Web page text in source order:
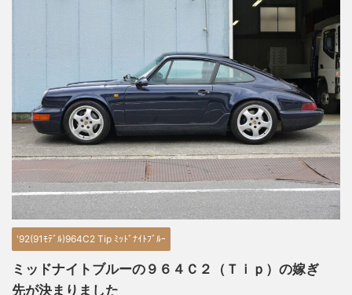
'92(91ﾓﾃﾞﾙ)964C2 Tip ﾐｯﾄﾞﾅｲﾄﾌﾞﾙｰ
ミッドナイトブルーの９６４Ｃ２（Ｔｉｐ）の嫁ぎ
先が決まりました